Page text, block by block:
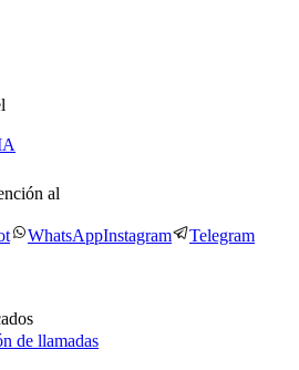
al
WhatsAppInstagram Telegram
de llamadas